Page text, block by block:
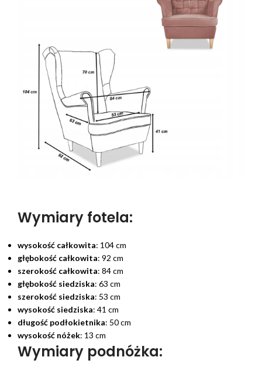
Wymiary fotela:
wysokość całkowita: 104 cm
głębokość całkowita: 92 cm
szerokość całkowita: 84 cm
głębokość siedziska: 63 cm
szerokość siedziska: 53 cm
wysokość siedziska: 41 cm
długość podłokietnika: 50 cm
wysokość nóżek: 13 cm
Wymiary podnóżka: